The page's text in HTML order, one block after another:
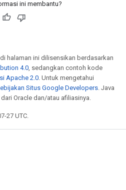
ini membantu?
halaman ini dilisensikan berdasarkan
4.0, sedangkan contoh kode
Apache 2.0. Untuk mengetahui
Situs Google Developers. Java
Oracle dan/atau afiliasinya.
27 UTC.